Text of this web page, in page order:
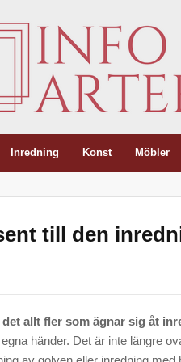
Inredning Konst Möbler
till den
det allt fler som ägnar sig åt
händer. Det är inte längre